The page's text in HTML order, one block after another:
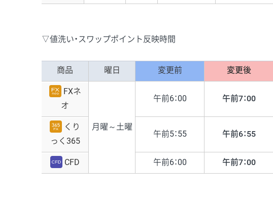
▽値洗い・スワップポイント反映時間
商品 曜日 変更前 変更後
FXネ
オ
月曜～土曜
午前6：00 午前7：00
くり
っく365
午前5：55 午前6：55
CFD 午前6：00 午前7：00